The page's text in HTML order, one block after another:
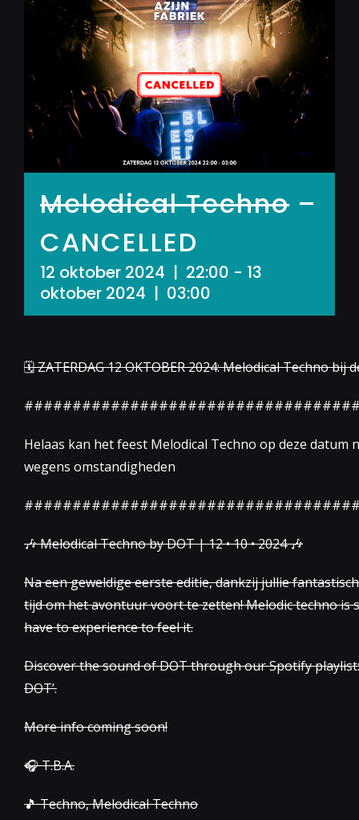
Melodical Techno –
CANCELLED
12 oktober 2024 | 22:00 - 13
oktober 2024 | 03:00
🗓 ZATERDAG 12 OKTOBER 2024: Melodical Techno bij
Helaas kan het feest Melodical Techno op deze datum
wegens omstandigheden
🎶 Melodical Techno by DOT | 12 • 10 • 2024 🎶
Na een geweldige eerste editie, dankzij jullie
tijd om het avontuur voort te zetten! Melodic techno is
have to experience to feel it.
Discover the sound of DOT through our Spotify playlist:
DOT’.
More info coming soon!
🎧 T.B.A.
🎵 Techno, Melodical Techno